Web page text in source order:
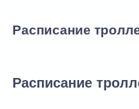
Расписание
Расписание